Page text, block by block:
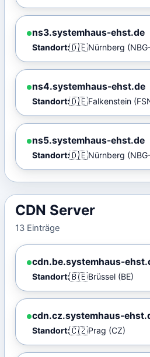
ns3.systemhaus-ehst.de
Standort:🇩🇪Nürnberg
ns4.systemhaus-ehst.de
Standort:🇩🇪Falkenstein
ns5.systemhaus-ehst.de
Standort:🇩🇪Nürnberg
CDN Server
13 Einträge
cdn.be.systemhaus-
Standort:🇧🇪Brüssel (BE)
cdn.cz.systemhaus-
Standort:🇨🇿Prag (CZ)